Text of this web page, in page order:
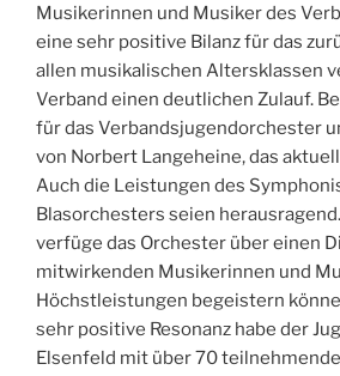
Musikerinnen und Musiker des
eine sehr positive Bilanz für das
allen musikalischen Altersklassen
Verband einen deutlichen Zulauf.
für das Verbandsjugendorchester
von Norbert Langeheine, das
Auch die Leistungen des
Blasorchesters seien
verfüge das Orchester über einen
mitwirkenden Musikerinnen und
Höchstleistungen begeistern
sehr positive Resonanz habe der
Elsenfeld mit über 70